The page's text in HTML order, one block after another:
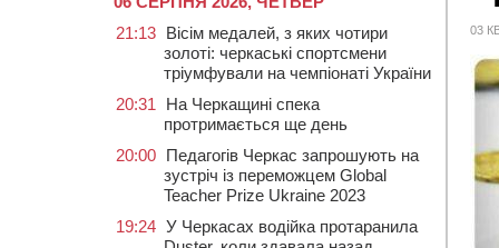
03
21:13 Вісім медалей, з яких чотири
золоті: черкаські спортсмени
тріумфували на чемпіонаті України
20:31
На Черкащині спека
протримається ще день
20:00 Педагогів Черкас запрошують на
зустріч із переможцем Global
Teacher Prize Ukraine 2023
19:24 У Черкасах водійка протаранила